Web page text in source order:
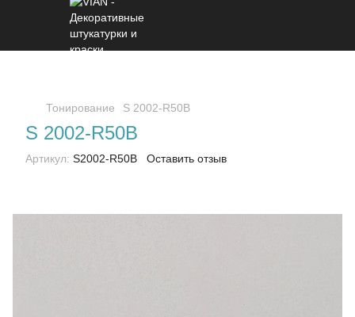
Тонирование S 2002-R50B
S 2002-R50B
Артикул: S2002-R50B Оставить отзыв